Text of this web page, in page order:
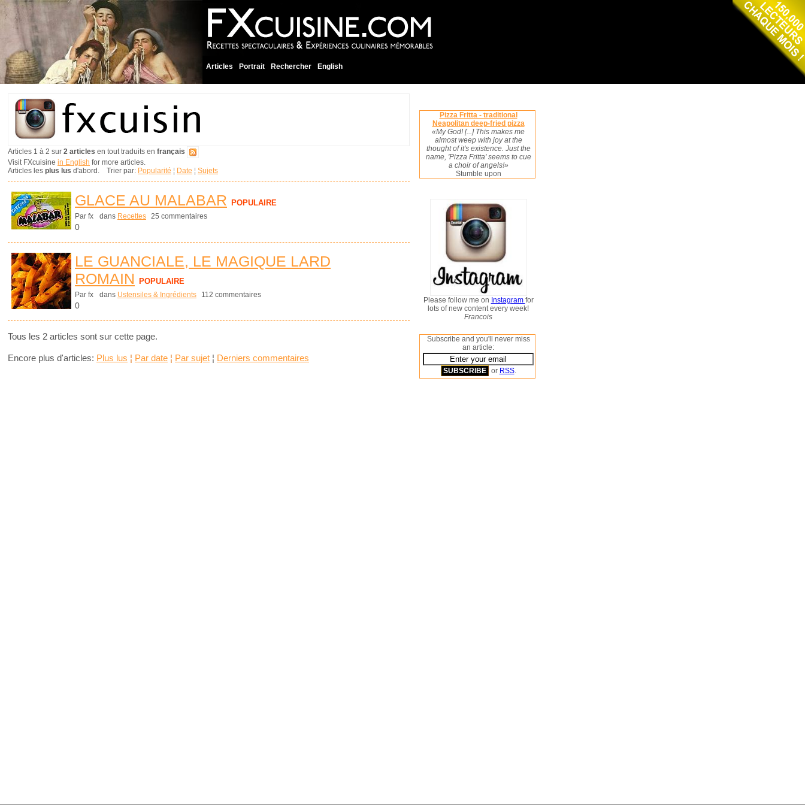
Articles Portrait Rechercher English
Articles 1 à 2 sur 2 articles en tout traduits en français
Visit FXcuisine in English for more articles.
Articles les plus lus d'abord. Trier par: Popularité ¦ Date ¦ Sujets
GLACE AU MALABAR POPULAIRE
Par fx dans Recettes 25 commentaires
0
LE GUANCIALE, LE MAGIQUE LARD
ROMAIN
POPULAIRE
Par fx dans Ustensiles & Ingrédients 112 commentaires
0
Tous les 2 articles sont sur cette page.
Encore plus d'articles: Plus lus ¦ Par date ¦ Par sujet ¦ Derniers commentaires
Pizza Fritta - traditional
Neapolitan deep-fried pizza
«My God! [...] This makes me
almost weep with joy at the
thought of it's existence. Just the
name, 'Pizza Fritta' seems to cue
a choir of angels!»
Stumble upon
Please follow me on Instagram for
lots of new content every week!
Francois
Subscribe and you'll never miss
an article:
or RSS.